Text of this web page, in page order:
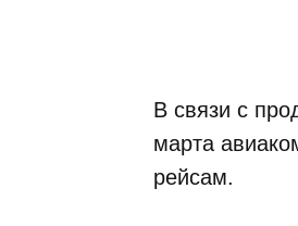
В связи с
марта
рейсам.